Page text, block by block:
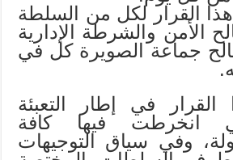
هذا القرار لكل من السلطة
الأمن والشرطة الإدارية
جماعة الصويرة كل في
في إطار التعبئة
انخرطت فيها كافة
وفي سياق التوجيهات